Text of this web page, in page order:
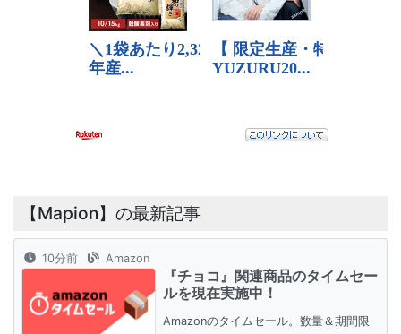
【Mapion】の最新記事
10分前 Amazon
『チョコ』関連商品のタイムセー
ルを現在実施中！
Amazonのタイムセール。数量＆期間限